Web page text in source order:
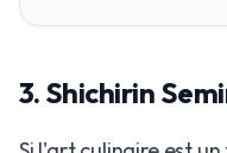
3. Shichirin